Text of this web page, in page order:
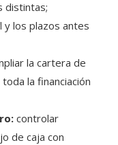
distintas;
los plazos antes
la cartera de
la financiación
controlar
de caja con